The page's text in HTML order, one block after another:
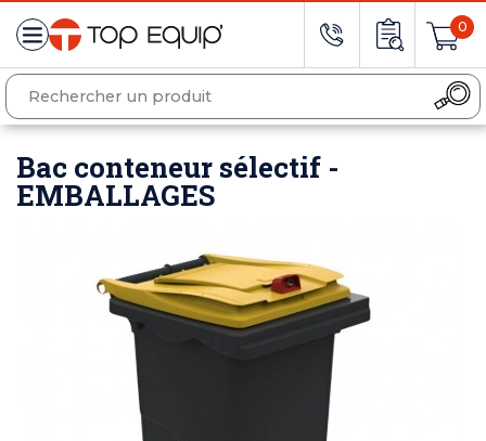
0
Bac conteneur sélectif -
EMBALLAGES